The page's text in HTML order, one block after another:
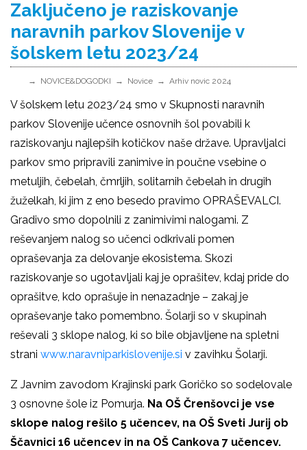
Zaključeno je raziskovanje
naravnih parkov Slovenije v
šolskem letu 2023/24
NOVICE&DOGODKI Novice Arhiv novic 2024
V šolskem letu 2023/24 smo v Skupnosti naravnih
parkov Slovenije učence osnovnih šol povabili k
raziskovanju najlepših kotičkov naše države. Upravljalci
parkov smo pripravili zanimive in poučne vsebine o
metuljih, čebelah, čmrljih, solitarnih čebelah in drugih
žuželkah, ki jim z eno besedo pravimo OPRAŠEVALCI.
Gradivo smo dopolnili z zanimivimi nalogami. Z
reševanjem nalog so učenci odkrivali pomen
opraševanja za delovanje ekosistema. Skozi
raziskovanje so ugotavljali kaj je oprašitev, kdaj pride do
oprašitve, kdo oprašuje in nenazadnje – zakaj je
opraševanje tako pomembno. Šolarji so v skupinah
reševali 3 sklope nalog, ki so bile objavljene na spletni
strani www.naravniparkislovenije.si v zavihku Šolarji.
Z Javnim zavodom Krajinski park Goričko so sodelovale
3 osnovne šole iz Pomurja. Na OŠ Črenšovci je vse
sklope nalog rešilo 5 učencev, na OŠ Sveti Jurij ob
Ščavnici 16 učencev in na OŠ Cankova 7 učencev.